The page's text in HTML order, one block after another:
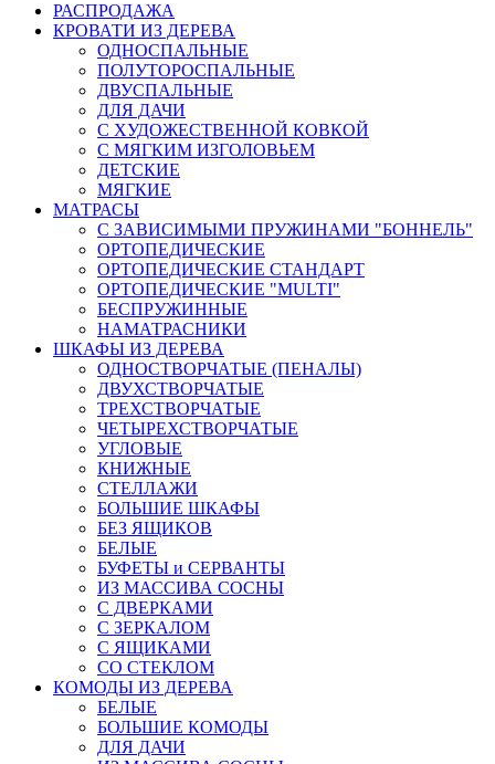
РАСПРОДАЖА
КРОВАТИ ИЗ ДЕРЕВА
ОДНОСПАЛЬНЫЕ
ПОЛУТОРОСПАЛЬНЫЕ
ДВУСПАЛЬНЫЕ
ДЛЯ ДАЧИ
С ХУДОЖЕСТВЕННОЙ КОВКОЙ
С МЯГКИМ ИЗГОЛОВЬЕМ
ДЕТСКИЕ
МЯГКИЕ
МАТРАСЫ
С ЗАВИСИМЫМИ ПРУЖИНАМИ "БОННЕЛЬ"
ОРТОПЕДИЧЕСКИЕ
ОРТОПЕДИЧЕСКИЕ СТАНДАРТ
ОРТОПЕДИЧЕСКИЕ "MULTI"
БЕСПРУЖИННЫЕ
НАМАТРАСНИКИ
ШКАФЫ ИЗ ДЕРЕВА
ОДНОСТВОРЧАТЫЕ (ПЕНАЛЫ)
ДВУХСТВОРЧАТЫЕ
ТРЕХСТВОРЧАТЫЕ
ЧЕТЫРЕХСТВОРЧАТЫЕ
УГЛОВЫЕ
КНИЖНЫЕ
СТЕЛЛАЖИ
БОЛЬШИЕ ШКАФЫ
БЕЗ ЯЩИКОВ
БЕЛЫЕ
БУФЕТЫ и СЕРВАНТЫ
ИЗ МАССИВА СОСНЫ
С ДВЕРКАМИ
С ЗЕРКАЛОМ
С ЯЩИКАМИ
СО СТЕКЛОМ
КОМОДЫ ИЗ ДЕРЕВА
БЕЛЫЕ
БОЛЬШИЕ КОМОДЫ
ДЛЯ ДАЧИ